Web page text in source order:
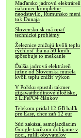
Maďarsko jadrovú elektráreň
nakoniec kompletne
neodstavilo, Rumunsko mení
tok Dunaja
Slovensko.sk má opäť
technické problémy
Železnice znižujú kvôli teplu
rýchlosť iba na 50 km/h,
spôsobuje to meškanie
Ďalšia jadrová elektráreň
južne od Slovenska musela
kvôli teplu znížiť výkon
V Poľsku spustili takmer
gigawatthodinové úložisko,
z LiFePO4 článkov
Telekom pridal 12 GB balík
pre Easy, chce zaň 12 eur
Súd zakázal samojazdiacim
Google taxíkom dobíjanie v
noci, rušili obyvateľov